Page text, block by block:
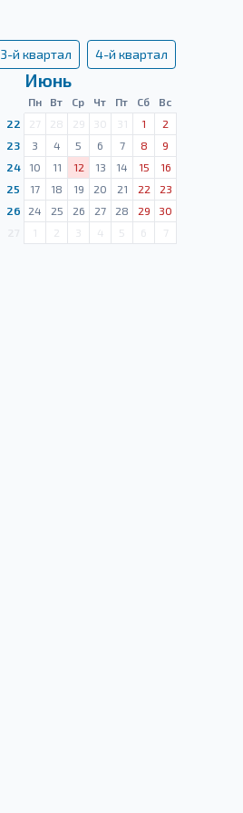
3-й квартал 4-й квартал
Июнь
Пн Вт Ср Чт Пт Сб
Вс
22
27 28 29 30 31 1
2
23
3 4 5 6 7 8
9
24
10 11 12 13 14 15
16
25
17 18 19 20 21 22
23
26
24 25 26 27 28 29
30
1 2 3 4 5 6 7